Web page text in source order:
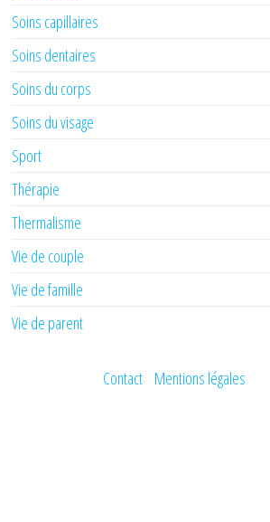
Soins capillaires
Soins dentaires
Soins du corps
Soins du visage
Sport
Thérapie
Thermalisme
Vie de couple
Vie de famille
Vie de parent
Contact Mentions légales